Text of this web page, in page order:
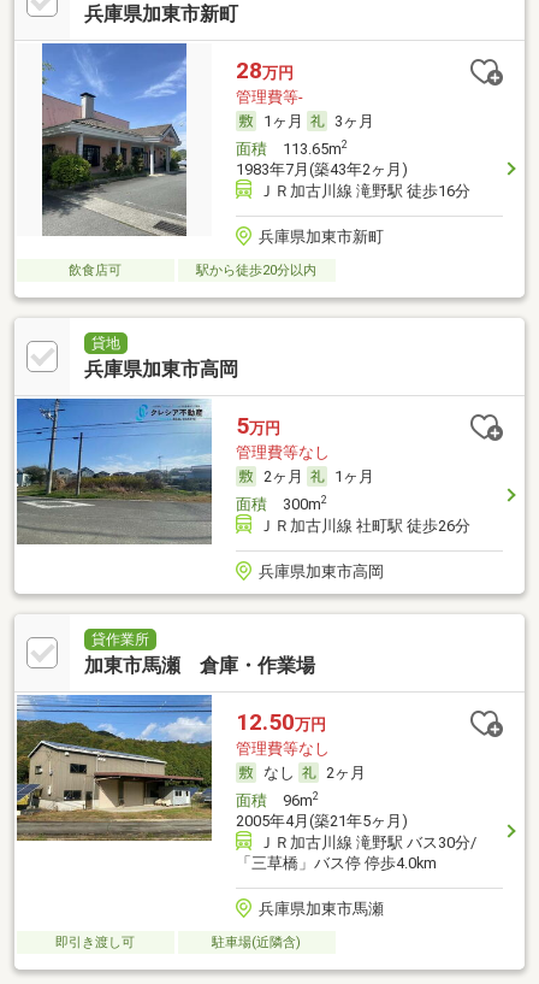
兵庫県加東市新町
28万円
管理費等-
1ヶ月
3ヶ月
面積113.65m2
1983年7月(築43年2ヶ月)
ＪＲ加古川線 滝野駅 徒歩16分
兵庫県加東市新町
飲食店可 駅から徒歩20分以内
貸地
兵庫県加東市高岡
5万円
管理費等なし
2ヶ月
1ヶ月
面積300m2
ＪＲ加古川線 社町駅 徒歩26分
兵庫県加東市高岡
貸作業所
加東市馬瀬 倉庫・作業場
12.50万円
管理費等なし
なし
2ヶ月
面積96m2
2005年4月(築21年5ヶ月)
ＪＲ加古川線 滝野駅 バス30分/
「三草橋」バス停 停歩4.0km
兵庫県加東市馬瀬
即引き渡し可 駐車場(近隣含)